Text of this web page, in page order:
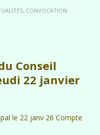
CONVOCATION
Conseil
22 janvier
le 22 janv 26 Compte